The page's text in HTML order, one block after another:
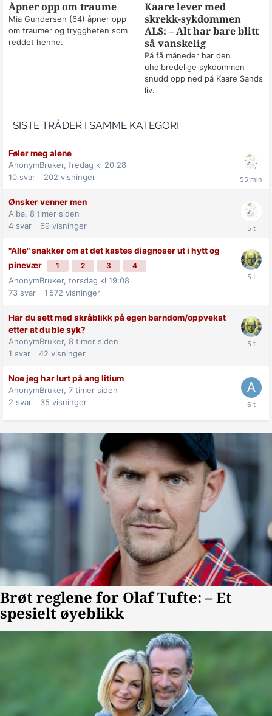
Åpner opp om traume
Mia Gundersen (64) åpner opp
om traumer og tryggheten som
reddet henne.
Kaare lever med
skrekk-sykdommen
ALS: – Alt har bare blitt
så vanskelig
På få måneder har den
uhelbredelige sykdommen
snudd opp ned på Kaare Sands
liv.
SISTE TRÅDER I SAMME KATEGORI
Føler meg alene
AnonymBruker, fredag kl 20:28
10 svar 202 visninger
Ønsker venner men
Alba, 8 timer siden
4 svar 69 visninger
"Alle" snakker om at det kastes diagnoser ut i hytt og
pinevær
1 2 3 4
AnonymBruker, torsdag kl 19:08
73 svar 1 572 visninger
Har du sett med skråblikk på egen barndom/oppvekst
etter at du ble syk?
AnonymBruker, 8 timer siden
1 svar 42 visninger
Noe jeg har lurt på ang litium
AnonymBruker, 7 timer siden
2 svar 35 visninger